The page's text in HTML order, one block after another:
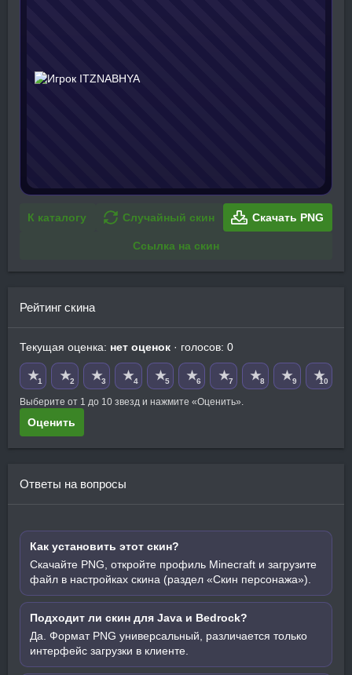
К каталогу Случайный скин Скачать PNG
Ссылка на скин
Рейтинг скина
Текущая оценка: нет оценок · голосов: 0
★1 ★2 ★3 ★4 ★5 ★6 ★7 ★8 ★9 ★10
Выберите от 1 до 10 звезд и нажмите «Оценить».
Оценить
Ответы на вопросы
Как установить этот скин?
Скачайте PNG, откройте профиль Minecraft и загрузите
файл в настройках скина (раздел «Скин персонажа»).
Подходит ли скин для Java и Bedrock?
Да. Формат PNG универсальный, различается только
интерфейс загрузки в клиенте.